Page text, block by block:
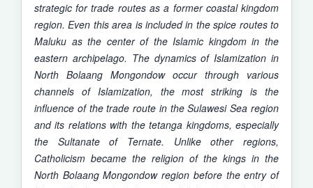
strategic for trade routesas a former coastal kingdom
region. Even this area is included in the spice routes to
Maluku as the center of the Islamic kingdom in the
eastern archipelago. The dynamics of Islamization in
North Bolaang Mongondow occur through various
channels of Islamization, the most striking is the
influence of the trade route in the Sulawesi Sea region
and its relations with the tetanga kingdoms, especially
the Sultanate of Ternate. Unlike other regions,
Catholicism became the religion of the kings in the
North Bolaang Mongondow region before the entry of